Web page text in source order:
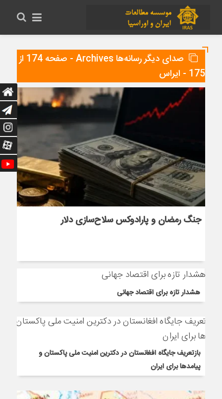
صدای دیگر رسانه‌ها Archives - صفحه 174 از
175 - ایراس
جنگ رمضان و پارادوکس سلاح‌سازی دلار
هشدار تازه برای اقتصاد جهانی
بازتعریف جایگاه افغانستان در دکترین امنیت ملی پاکستان و
پیامدها برای ایران